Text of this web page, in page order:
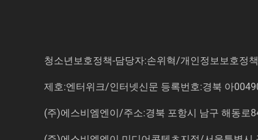
청소년보호정책-담당자:손위혁/개인정보보호정책
제호:엔터위크/인터넷신문 등록번호:경북 아
(주)에스비엠엔이/주소:경북 포항시 남구 해동로